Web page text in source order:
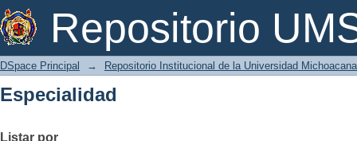
Repositorio
Especialidad
DSpace Principal → Repositorio Institucional de la Universidad
Especialidad
Listar por